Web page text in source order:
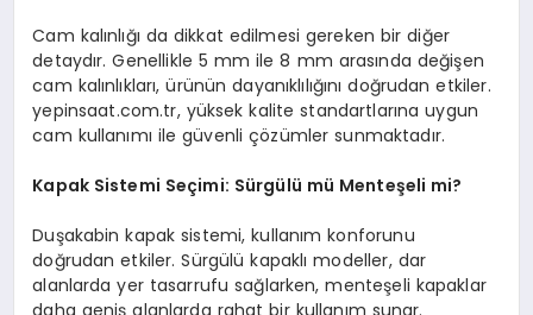
Cam kalınlığı da dikkat edilmesi gereken bir diğer
detaydır. Genellikle 5 mm ile 8 mm arasında değişen
cam kalınlıkları, ürünün dayanıklılığını doğrudan etkiler.
yepinsaat.com.tr, yüksek kalite standartlarına uygun
cam kullanımı ile güvenli çözümler sunmaktadır.
Kapak Sistemi Seçimi: Sürgülü mü Menteşeli mi?
Duşakabin kapak sistemi, kullanım konforunu
doğrudan etkiler. Sürgülü kapaklı modeller, dar
alanlarda yer tasarrufu sağlarken, menteşeli kapaklar